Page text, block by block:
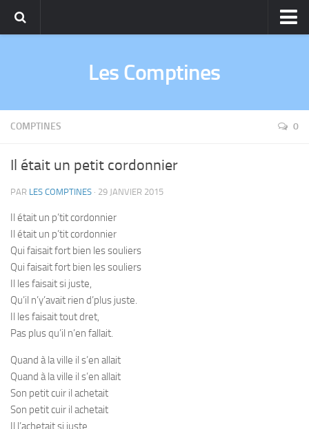
Fables de La Fontaine
Les Comptines
COMPTINES 0
Il était un petit cordonnier
PAR LES COMPTINES · 29 JANVIER 2015
Il était un p’tit cordonnier
Il était un p’tit cordonnier
Qui faisait fort bien les souliers
Qui faisait fort bien les souliers
Il les faisait si juste,
Qu’il n’y’avait rien d’plus juste.
Il les faisait tout dret,
Pas plus qu’il n’en fallait.
Quand à la ville il s’en allait
Quand à la ville il s’en allait
Son petit cuir il achetait
Son petit cuir il achetait
Il l’achetait si juste,